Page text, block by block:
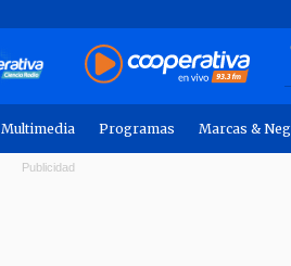
Multimedia Programas Marcas &